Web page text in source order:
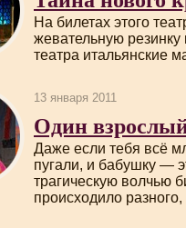
На билетах этого
жевательную резинку
театра итальянские
13 января 2011
Один
Даже если тебя всё
пугали, и бабушку —
трагическую волчью
происходило